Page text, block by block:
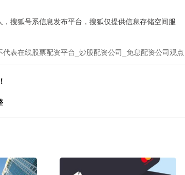
搜狐号系信息发布平台，搜狐仅提供信息存储空间服
表在线股票配资平台_炒股配资公司_免息配资公司观点